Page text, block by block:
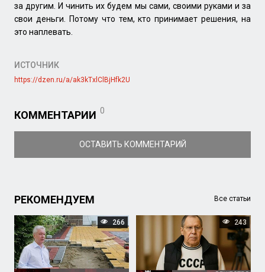
за другим. И чинить их будем мы сами, своими руками и за
свои деньги. Потому что тем, кто принимает решения, на
это наплевать.
ИСТОЧНИК
https://dzen.ru/a/ak3kTxlClBjHfk2U
КОММЕНТАРИИ 0
ОСТАВИТЬ КОММЕНТАРИЙ
РЕКОМЕНДУЕМ Все статьи
266 243